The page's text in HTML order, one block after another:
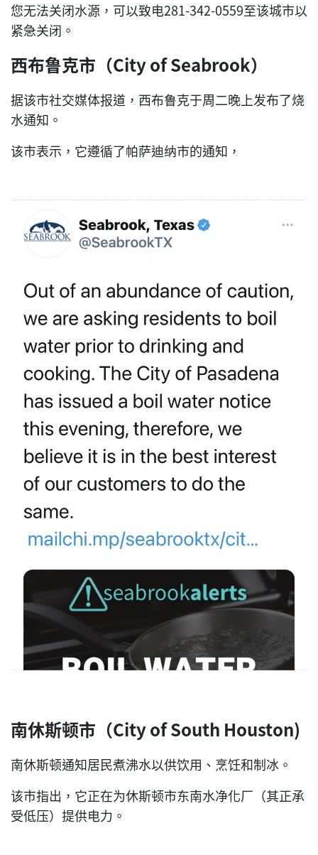
您无法关闭水源，可以致电281-342-0559至该城市以
紧急关闭。
西布鲁克市（City of Seabrook）
据该市社交媒体报道，西布鲁克于周二晚上发布了烧
水通知。
该市表示，它遵循了帕萨迪纳市的通知，
南休斯顿市（City of South Houston)
南休斯顿通知居民煮沸水以供饮用、烹饪和制冰。
该市指出，它正在为休斯顿市东南水净化厂（其正承
受低压）提供电力。